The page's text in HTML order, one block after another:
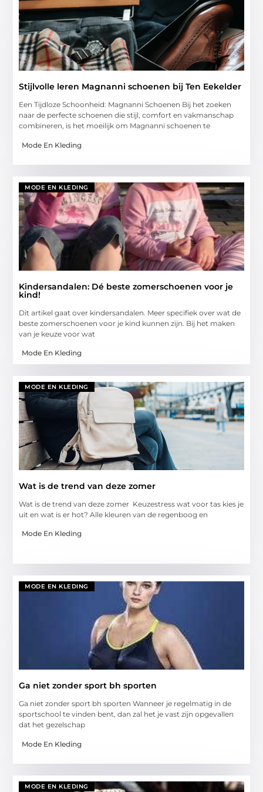
Stijlvolle leren Magnanni schoenen bij Ten Eekelder
Een Tijdloze Schoonheid: Magnanni Schoenen Bij het zoeken
naar de perfecte schoenen die stijl, comfort en vakmanschap
combineren, is het moeilijk om Magnanni schoenen te
Mode En Kleding
MODE EN KLEDING
Kindersandalen: Dé beste zomerschoenen voor je
kind!
Dit artikel gaat over kindersandalen. Meer specifiek over wat de
beste zomerschoenen voor je kind kunnen zijn. Bij het maken
van je keuze voor wat
Mode En Kleding
MODE EN KLEDING
Wat is de trend van deze zomer
Wat is de trend van deze zomer Keuzestress wat voor tas kies je
uit en wat is er hot? Alle kleuren van de regenboog en
Mode En Kleding
MODE EN KLEDING
Ga niet zonder sport bh sporten
Ga niet zonder sport bh sporten Wanneer je regelmatig in de
sportschool te vinden bent, dan zal het je vast zijn opgevallen
dat het gezelschap
Mode En Kleding
MODE EN KLEDING